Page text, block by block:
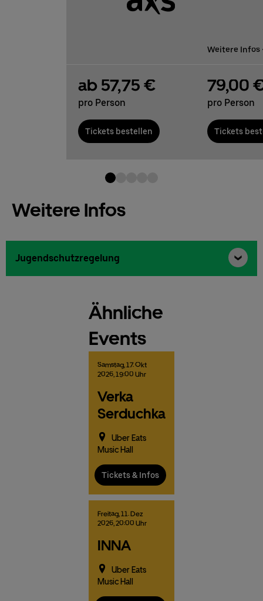
ab 57,75 €
pro Person
Tickets bestellen
Weitere Infos
79,00
pro Person
Tickets
Weitere Infos
Jugendschutzregelung
Ähnliche
Events
Samstag,17.Okt
2026,19:00 Uhr
Verka
Serduchka
Uber Eats
Music Hall
Tickets & Infos
Freitag,11.Dez
2026,20:00 Uhr
INNA
Uber Eats
Music Hall